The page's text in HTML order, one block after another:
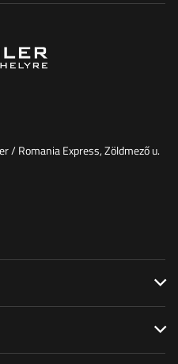
/ Romania Express, Zöldmező u.